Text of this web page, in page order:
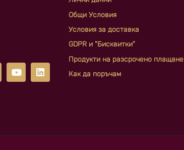
Общи Условия
Условия за доставка
GDPR и "Бисквитки"
Продукти на разсрочено плащане
Как да поръчам